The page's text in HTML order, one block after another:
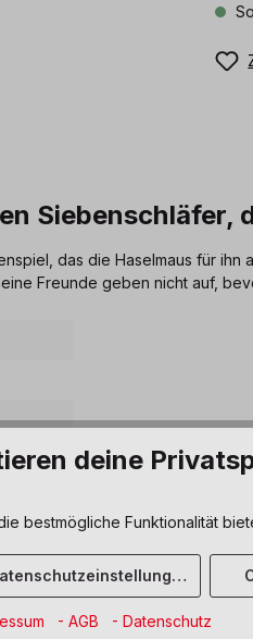
Siebenschläfer,
das die Haselmaus für
Freunde geben nicht auf,
deine
bestmögliche Funktionalität
- AGB - Datenschutz